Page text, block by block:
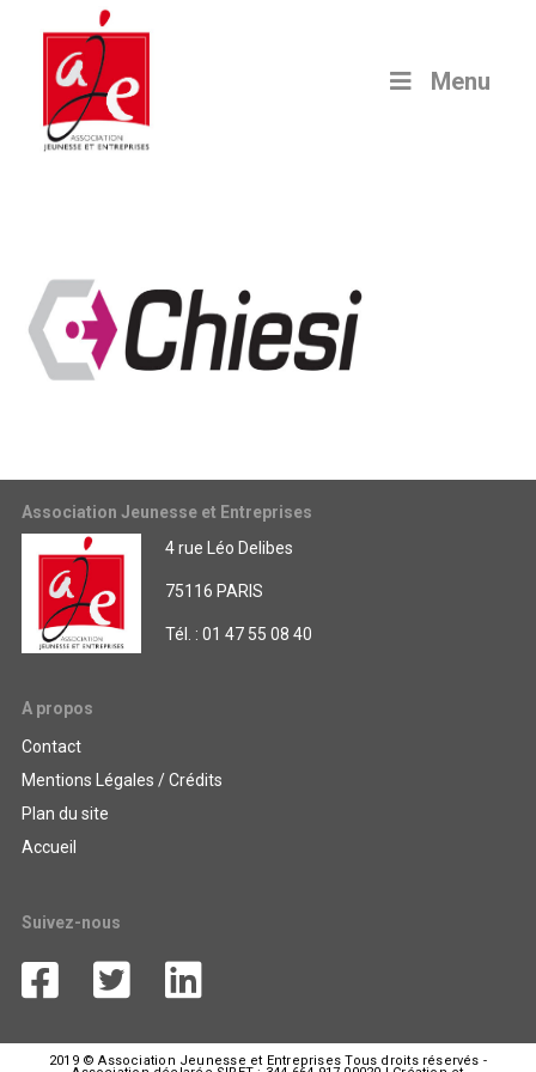
Menu
Association Jeunesse et Entreprises
4 rue Léo Delibes
75116 PARIS
Tél. : 01 47 55 08 40
A propos
Contact
Mentions Légales / Crédits
Plan du site
Accueil
Suivez-nous
2019 © Association Jeunesse et Entreprises Tous droits réservés -